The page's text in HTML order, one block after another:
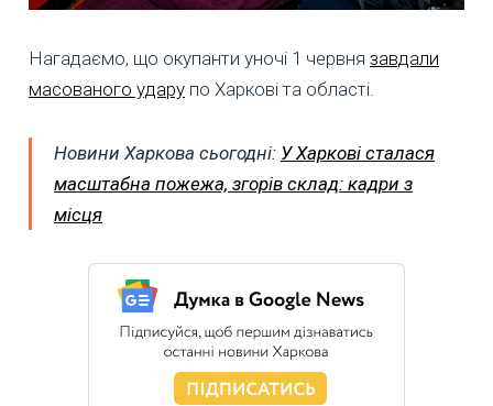
Нагадаємо, що окупанти уночі 1 червня завдали
масованого удару по Харкові та області.
Новини Харкова сьогодні: У Харкові сталася
масштабна пожежа, згорів склад: кадри з
місця